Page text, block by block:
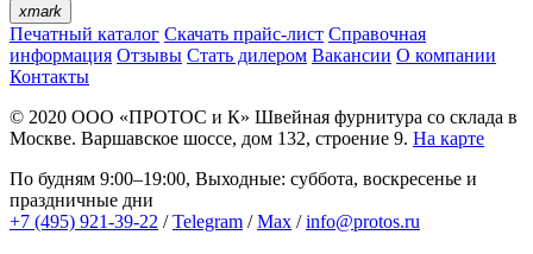
xmark
Печатный каталог Скачать прайс-лист Справочная
информация Отзывы Стать дилером Вакансии О компании
Контакты
© 2020 ООО «ПРОТОС и К» Швейная фурнитура со склада в
Москве. Варшавское шоссе, дом 132, строение 9. На карте
По будням 9:00–19:00, Выходные: суббота, воскресенье и
праздничные дни
+7 (495) 921-39-22 /Telegram /Max /info@protos.ru